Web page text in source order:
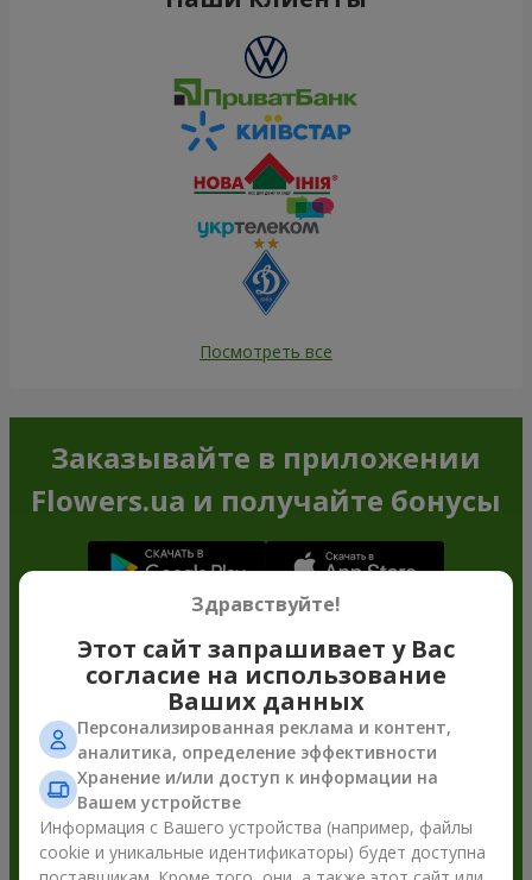
Посмотреть все
Заказывайте в приложении
Flowers.ua и получайте бонусы
Здравствуйте!
Этот сайт запрашивает у Вас
согласие на использование
Ваших данных
Персонализированная реклама и контент,
аналитика, определение эффективности
Хранение и/или доступ к информации на
Вашем устройстве
Информация с Вашего устройства (например, файлы
cookie и уникальные идентификаторы) будет доступна